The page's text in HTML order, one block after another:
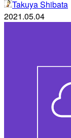
Takuya Shibata
2021.05.04